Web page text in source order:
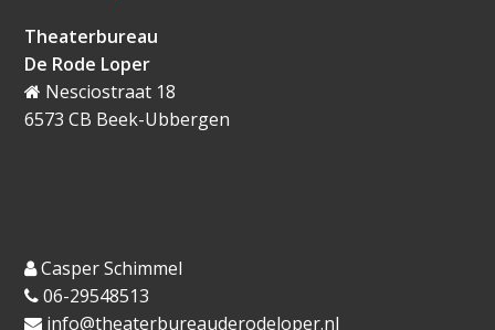
Theaterbureau
De Rode Loper
Nesciostraat 18
6573 CB Beek-Ubbergen
Casper Schimmel
06-29548513
info@theaterbureauderodeloper.nl